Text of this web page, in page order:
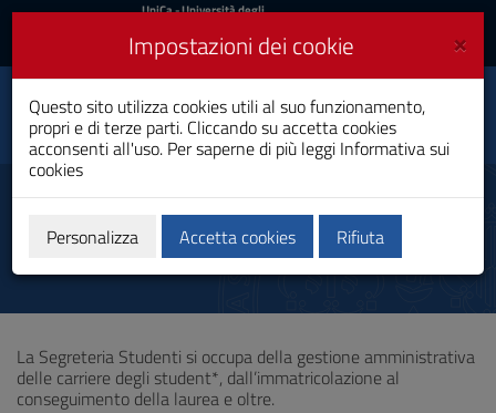
Vai
al
navigazione
sito
al
Footer
UniCa
Accedi
UniCa- Università degli
Accedi UniCA News
Toggle
navigation
Fisica
Laurea Magistrale
Segreteria studenti
La Segreteria Studenti si occupa della gestione amministrativa
delle carriere degli student*, dall’immatricolazione al
conseguimento della laurea e oltre.
×
Impostazioni dei cookie
Questo sito utilizza cookies utili al suo funzionamento,
propri e di terze parti. Cliccando su accetta cookies
acconsenti all'uso. Per saperne di più leggi Informativa sui
cookies
Personalizza Accetta cookies Rifiuta